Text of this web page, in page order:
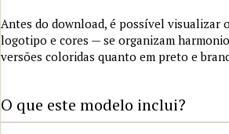
Antes do download, é possível
logotipo e cores — se organizam
versões coloridas quanto em preto e
O que este modelo inclui?